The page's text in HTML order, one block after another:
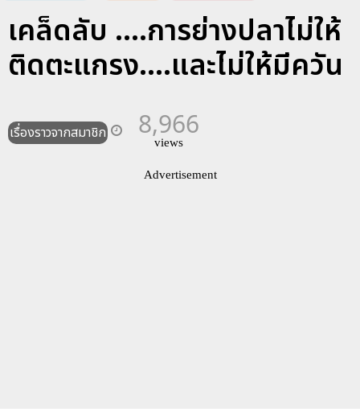
เคล็ดลับ ....การย่างปลาไม่ให้
ติดตะแกรง....และไม่ให้มีควัน
เรื่องราวจากสมาชิก 8,966
views
Advertisement